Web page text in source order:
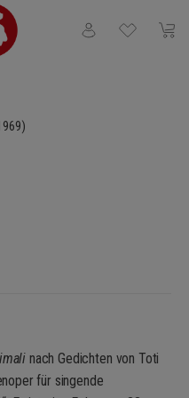
You have 0
nach Gedichten von Toti
für singende